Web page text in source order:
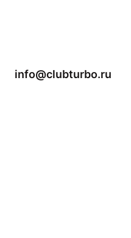
info@clubturbo.ru